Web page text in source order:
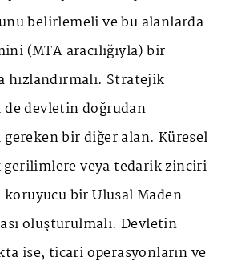
belirlemeli ve bu alanlarda
(MTA aracılığıyla) bir
Stratejik
devletin doğrudan
bir diğer alan. Küresel
veya tedarik zinciri
koruyucu bir Ulusal Maden
oluşturulmalı. Devletin
ise, ticari operasyonların ve